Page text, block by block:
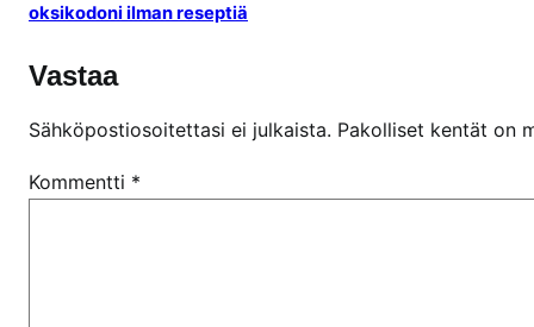
oksikodoni ilman reseptiä
Vastaa
Sähköpostiosoitettasi ei julkaista. Pakolliset kentät on
Kommentti *